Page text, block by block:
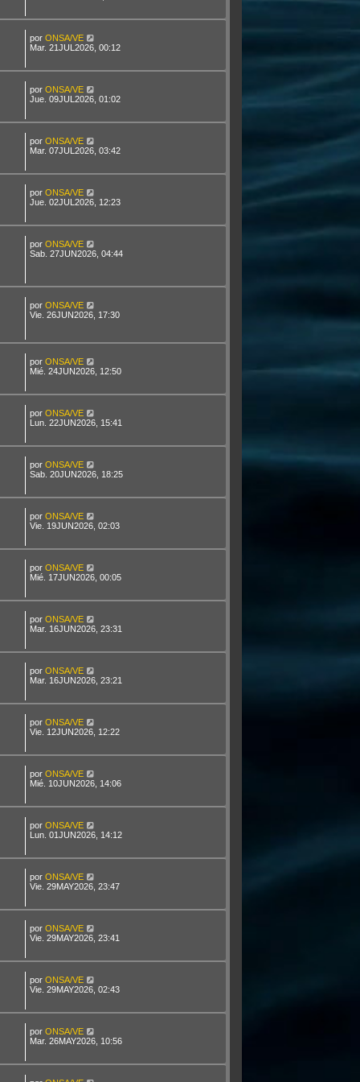
por ONSA/VE
Mar. 21JUL2026, 00:12
por ONSA/VE
Jue. 09JUL2026, 01:02
por ONSA/VE
Mar. 07JUL2026, 03:42
por ONSA/VE
Jue. 02JUL2026, 12:23
por ONSA/VE
Sab. 27JUN2026, 04:44
por ONSA/VE
Vie. 26JUN2026, 17:30
por ONSA/VE
Mié. 24JUN2026, 12:50
por ONSA/VE
Lun. 22JUN2026, 15:41
por ONSA/VE
Sab. 20JUN2026, 18:25
por ONSA/VE
Vie. 19JUN2026, 02:03
por ONSA/VE
Mié. 17JUN2026, 00:05
por ONSA/VE
Mar. 16JUN2026, 23:31
por ONSA/VE
Mar. 16JUN2026, 23:21
por ONSA/VE
Vie. 12JUN2026, 12:22
por ONSA/VE
Mié. 10JUN2026, 14:06
por ONSA/VE
Lun. 01JUN2026, 14:12
por ONSA/VE
Vie. 29MAY2026, 23:47
por ONSA/VE
Vie. 29MAY2026, 23:41
por ONSA/VE
Vie. 29MAY2026, 02:43
por ONSA/VE
Mar. 26MAY2026, 10:56